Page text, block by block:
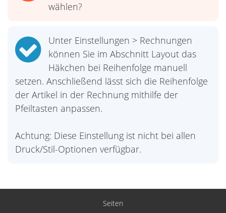
wählen?
Unter Einstellungen > Rechnungen
können Sie im Abschnitt Layout das
Häkchen bei Reihenfolge manuell
setzen. Anschließend lässt sich die Reihenfolge
der Artikel in der Rechnung mithilfe der
Pfeiltasten anpassen.
Achtung: Diese Einstellung ist nicht bei allen
Druck/Stil-Optionen verfügbar.
Seiten